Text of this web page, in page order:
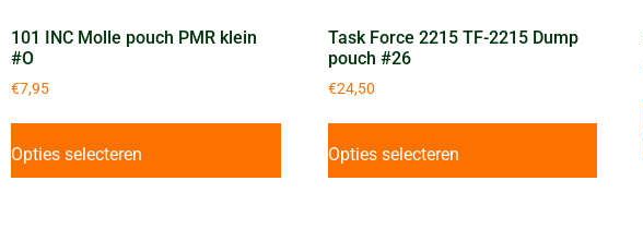
101 INC Molle pouch PMR klein
#O
€7,95
Opties selecteren
Task Force 2215 TF-2215 Dump
pouch #26
€24,50
Opties selecteren